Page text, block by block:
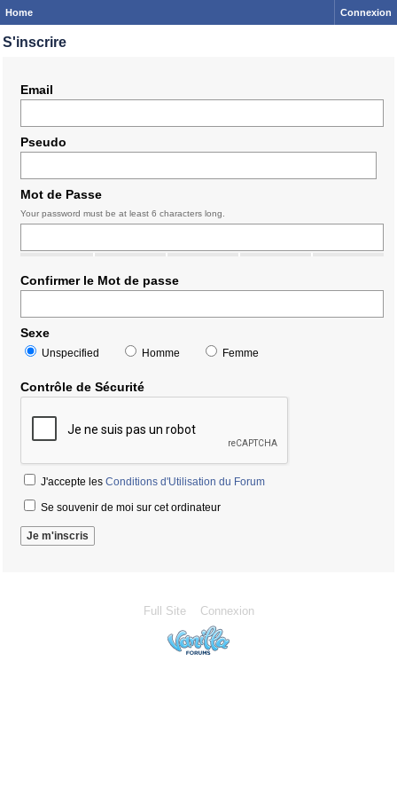
Home Connexion
S'inscrire
Email
Pseudo
Mot de Passe
Your password must be at least 6 characters long.
Confirmer le Mot de passe
Sexe
Unspecified Homme Femme
Contrôle de Sécurité
J'accepte les Conditions d'Utilisation du Forum
Se souvenir de moi sur cet ordinateur
Full Site Connexion